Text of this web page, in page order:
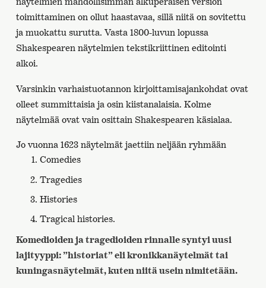
toimittaminen on ollut haastavaa, sillä niitä on sovitettu
ja muokattu surutta. Vasta 1800-luvun lopussa
Shakespearen näytelmien tekstikriittinen editointi
alkoi.
Varsinkin varhaistuotannon kirjoittamisajankohdat ovat
olleet summittaisia ja osin kiistanalaisia. Kolme
näytelmää ovat vain osittain Shakespearen käsialaa.
Jo vuonna 1623 näytelmät jaettiin neljään ryhmään
Comedies
Tragedies
Histories
Tragical histories.
Komedioiden ja tragedioiden rinnalle syntyi uusi
lajityyppi: ”historiat” eli kronikkanäytelmät tai
kuningasnäytelmät, kuten niitä usein nimitetään.